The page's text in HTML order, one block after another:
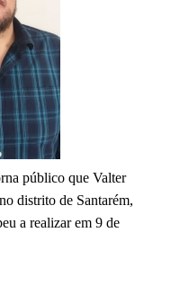
público que Valter
distrito de Santarém,
a realizar em 9 de